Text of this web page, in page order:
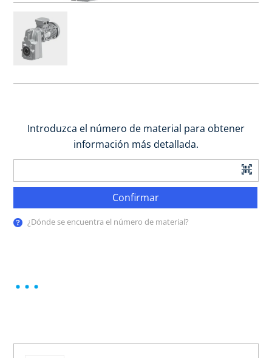
Introduzca el número de material para obtener
información más detallada.
Confirmar
¿Dónde se encuentra el número de material?